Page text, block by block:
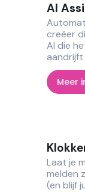
AI
creëer
AI die
aandrijft
Meer
Laat je
melden
(en blijf